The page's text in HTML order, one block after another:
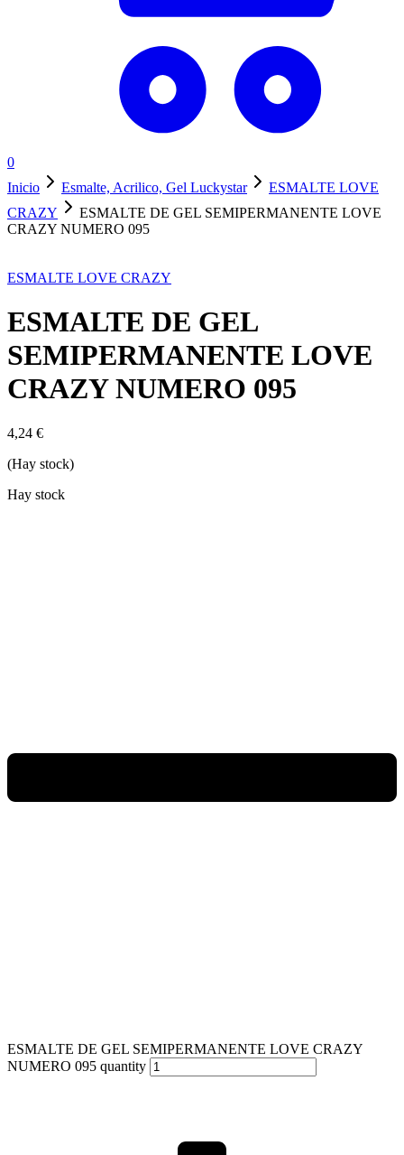
0
Inicio
Esmalte, Acrilico, Gel Luckystar
ESMALTE LOVE
CRAZY
ESMALTE DE GEL SEMIPERMANENTE LOVE
CRAZY NUMERO 095
ESMALTE LOVE CRAZY
ESMALTE DE GEL
SEMIPERMANENTE LOVE
CRAZY NUMERO 095
4,24 €
(Hay stock)
Hay stock
ESMALTE DE GEL SEMIPERMANENTE LOVE CRAZY
NUMERO 095 quantity